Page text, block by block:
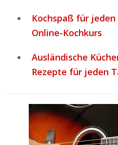
Kochspaß für
Online-Kochkurs
Ausländische
Rezepte für jeden